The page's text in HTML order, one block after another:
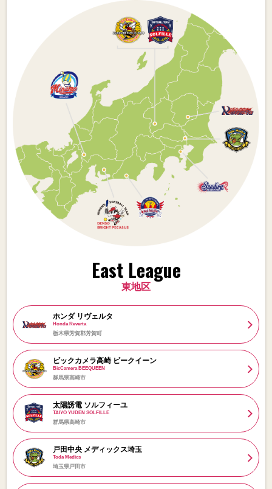
East League
東地区
ホンダ リヴェルタ
Honda Reverta
栃木県芳賀郡芳賀町
ビックカメラ高崎 ビークイーン
BicCamera BEEQUEEN
群馬県高崎市
太陽誘電 ソルフィーユ
TAIYO YUDEN SOLFILLE
群馬県高崎市
戸田中央 メディックス埼玉
Toda Medics
埼玉県戸田市